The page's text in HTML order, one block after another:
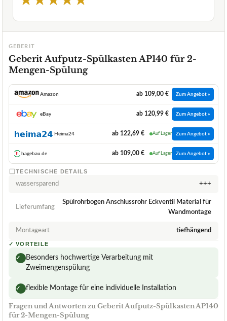
GEBERIT
Geberit Aufputz-Spülkasten AP140 für 2-
Mengen-Spülung
Amazon ab 109,00 € Zum Angebot »
eBay ab 120,99 € Zum Angebot »
Heima24 ab 122,69 € Auf Lager Zum Angebot »
hagebau.de ab 109,00 € Auf Lager Zum Angebot »
TECHNISCHE DETAILS
wassersparend +++
Lieferumfang
Spülrohrbogen Anschlussrohr Eckventil Material für
Wandmontage
Montageart tiefhängend
✓ VORTEILE
✓
Besonders hochwertige Verarbeitung mit
Zweimengenspülung
✓ flexible Montage für eine individuelle Installation
Fragen und Antworten zu Geberit Aufputz-Spülkasten AP140
für 2-Mengen-Spülung